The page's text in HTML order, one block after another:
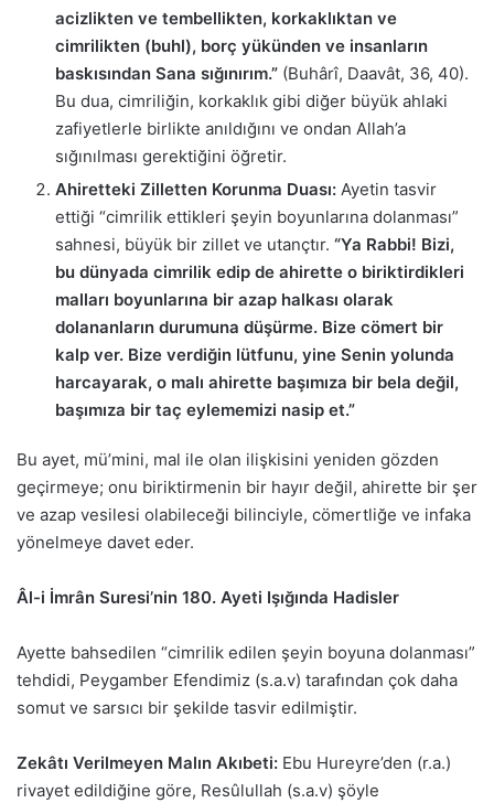
acizlikten ve tembellikten, korkaklıktan ve
cimrilikten (buhl), borç yükünden ve insanların
baskısından Sana sığınırım.” (Buhârî, Daavât, 36, 40).
Bu dua, cimriliğin, korkaklık gibi diğer büyük ahlaki
zafiyetlerle birlikte anıldığını ve ondan Allah’a
sığınılması gerektiğini öğretir.
Ahiretteki Zilletten Korunma Duası: Ayetin tasvir
ettiği “cimrilik ettikleri şeyin boyunlarına dolanması”
sahnesi, büyük bir zillet ve utançtır. “Ya Rabbi! Bizi,
bu dünyada cimrilik edip de ahirette o biriktirdikleri
malları boyunlarına bir azap halkası olarak
dolananların durumuna düşürme. Bize cömert bir
kalp ver. Bize verdiğin lütfunu, yine Senin yolunda
harcayarak, o malı ahirette başımıza bir bela değil,
başımıza bir taç eylememizi nasip et.”
Bu ayet, mü’mini, mal ile olan ilişkisini yeniden gözden
geçirmeye; onu biriktirmenin bir hayır değil, ahirette bir şer
ve azap vesilesi olabileceği bilinciyle, cömertliğe ve infaka
yönelmeye davet eder.
Âl-i İmrân Suresi’nin 180. Ayeti Işığında Hadisler
Ayette bahsedilen “cimrilik edilen şeyin boyuna dolanması”
tehdidi, Peygamber Efendimiz (s.a.v) tarafından çok daha
somut ve sarsıcı bir şekilde tasvir edilmiştir.
Zekâtı Verilmeyen Malın Akıbeti: Ebu Hureyre’den (r.a.)
rivayet edildiğine göre, Resûlullah (s.a.v) şöyle